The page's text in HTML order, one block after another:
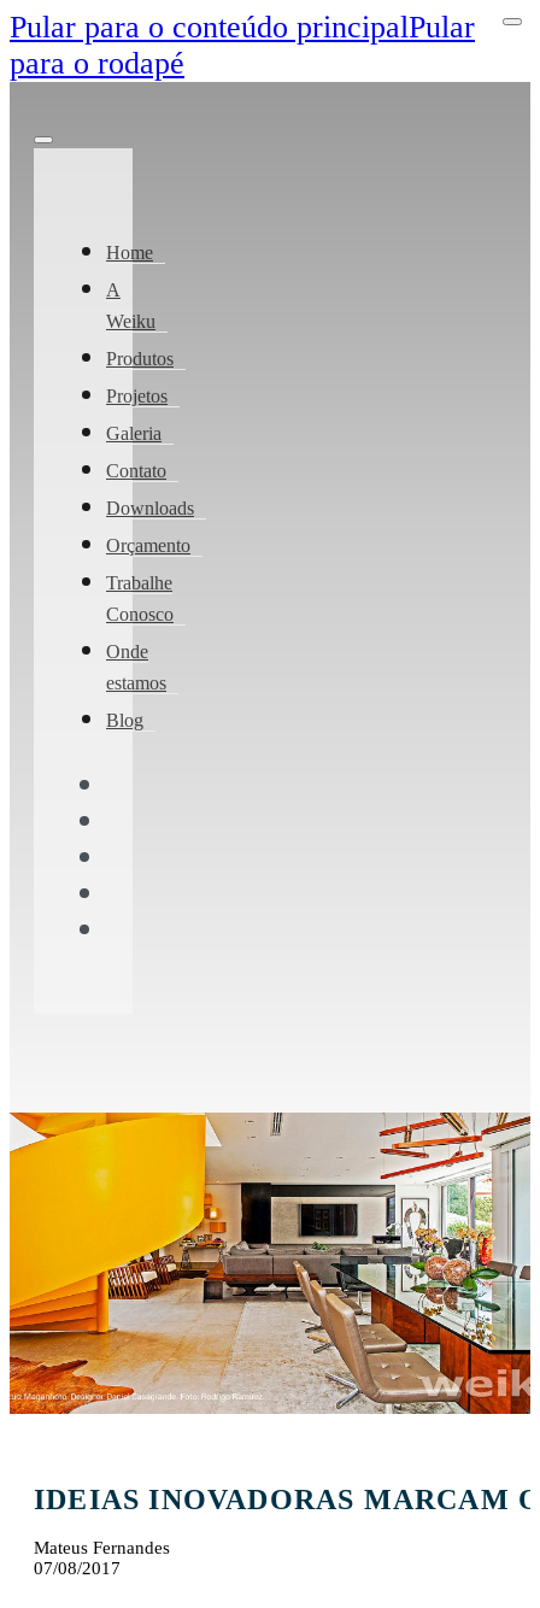
Pular para o conteúdo principalPular
para o rodapé
Home
A
Weiku
Produtos
Projetos
Galeria
Contato
Downloads
Orçamento
Trabalhe
Conosco
Onde
estamos
Blog
IDEIAS INOVADORAS MARCAM
Mateus Fernandes
07/08/2017